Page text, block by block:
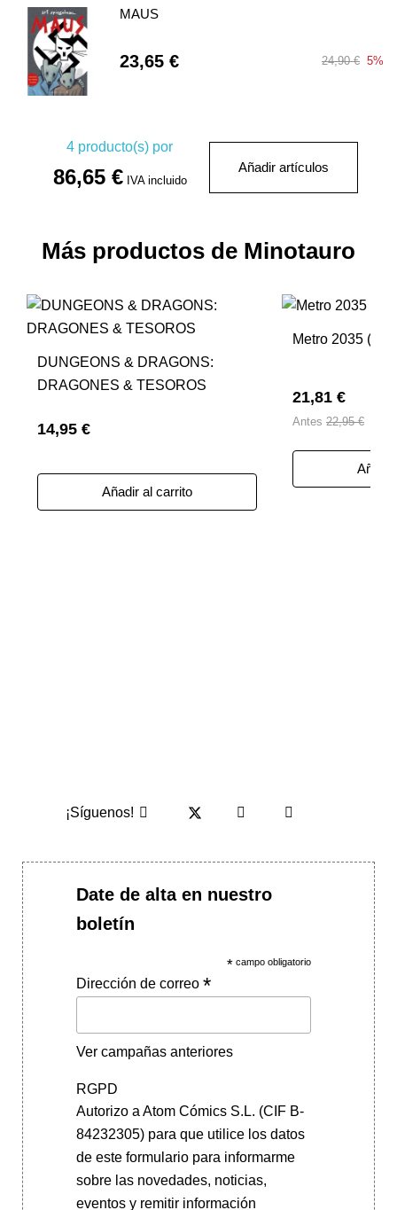
MAUS
23,65 € 24,90 € 5%
4 producto(s) por
86,65 € IVA incluido
Añadir artículos
Más productos de Minotauro
DUNGEONS & DRAGONS:
DRAGONES & TESOROS
14,95 €
Añadir al carrito
Metro 2035 (NE)
21,81 €
Antes 22,95 €
¡Síguenos!
Date de alta en nuestro
boletín
* campo obligatorio
Dirección de correo *
Ver campañas anteriores
RGPD
Autorizo a Atom Cómics S.L. (CIF B-
84232305) para que utilice los datos
de este formulario para informarme
sobre las novedades, noticias,
eventos y remitir información